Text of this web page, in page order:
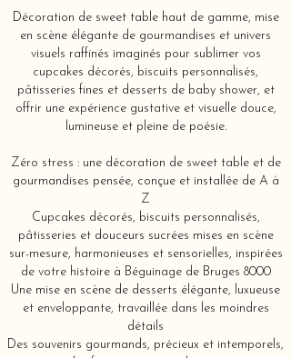
Décoration de sweet table haut de gamme, mise
en scène élégante de gourmandises et univers
visuels raffinés imaginés pour sublimer vos
cupcakes décorés, biscuits personnalisés,
pâtisseries fines et desserts de baby shower, et
offrir une expérience gustative et visuelle douce,
lumineuse et pleine de poésie.
Zéro stress : une décoration de sweet table et de
gourmandises pensée, conçue et installée de A à
Z
Cupcakes décorés, biscuits personnalisés,
pâtisseries et douceurs sucrées mises en scène
sur-mesure, harmonieuses et sensorielles, inspirées
de votre histoire à Béguinage de Bruges 8000
Une mise en scène de desserts élégante, luxueuse
et enveloppante, travaillée dans les moindres
détails
Des souvenirs gourmands, précieux et intemporels,